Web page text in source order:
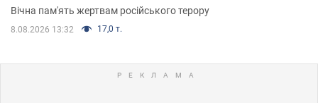
Вічна пам'ять жертвам російського терору
8.08.2026 13:32 17,0 т.